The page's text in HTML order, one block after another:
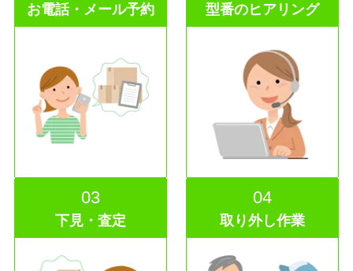
お電話・メール予約 型番のヒアリング
03
下見・査定
04
取り外し作業